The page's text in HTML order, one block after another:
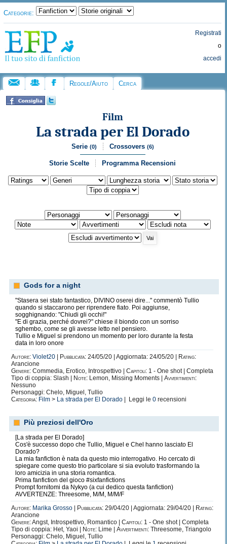
Categorie:
Registrati
o
accedi
Regole/Aiuto Cerca
Film
La strada per El Dorado
Serie (0) Crossovers (6)
Storie Scelte Programma Recensioni
Gods for a night
"Stasera sei stato fantastico, DIVINO oserei dire..." commentò Tullio
quando si staccarono per riprendere fiato. Poi aggiunse,
sogghignando: "Chiudi gli occhi!"
"E di grazia, perché dovrei?" chiese il biondo con un sorriso
sghembo, come se gli avesse letto nel pensiero.
Tullio e Miguel si prendono un momento per loro durante la festa
data in loro onore
Autore: Violet20 Pubblicata: 24/05/20 | Aggiornata: 24/05/20 |
Rating:
Arancione
Genere: Commedia, Erotico, Introspettivo | Capitoli: 1 - One shot | Completa
Tipo di coppia: Slash |
Note: Lemon, Missing Moments | Avvertimenti:
Nessuno
Personaggi: Chelo, Miguel, Tullio
Categoria: Film > La strada per El Dorado | Leggi le 0 recensioni
Più preziosi dell'Oro
[La strada per El Dorado]
Cos'è successo dopo che Tullio, Miguel e Chel hanno lasciato El
Dorado?
La mia fanfiction è nata da questo mio interrogativo. Ho cercato di
spiegare come questo trio particolare si sia evoluto trasformando la
loro amicizia in una storia romantica.
Prima fanfiction del gioco #sixfanfictions
Prompt fornitomi da Nykyo (a cui dedico questa fanfiction)
AVVERTENZE: Threesome, M/M, M/M/F
Autore: Marika Grosso Pubblicata: 29/04/20 | Aggiornata: 29/04/20 |
Rating:
Arancione
Genere:Angst, Introspettivo, Romantico | Capitoli: 1 - One shot | Completa
Tipo di coppia: Het, Yaoi |
Note: Lime | Avvertimenti: Threesome, Triangolo
Personaggi: Chelo, Miguel, Tullio